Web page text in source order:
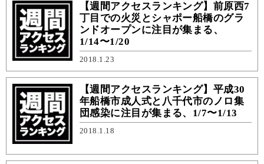
【週間アクセスランキング】前原西7
丁目での火災とシャポー船橋のグラ
ンドオープンに注目が集まる、
1/14〜1/20
2018.1.23
【週間アクセスランキング】平成30
年船橋市成人式と八千代市のノロ集
団感染に注目が集まる、1/7〜1/13
2018.1.18